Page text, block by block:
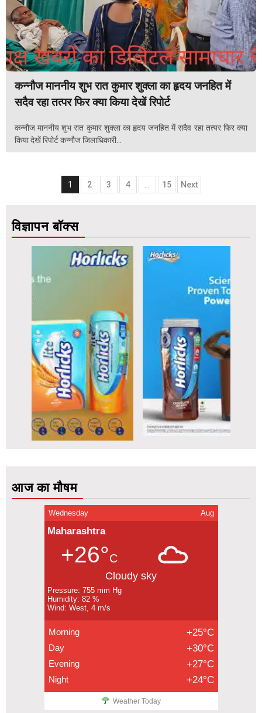
कन्नौज माननीय शुभ रात कुमार शुक्ला का हृदय जनहित में
सदैव रहा तत्पर फिर क्या किया देखें रिपोर्ट
कन्नौज माननीय शुभ रात कुमार शुक्ला का हृदय जनहित में सदैव रहा तत्पर फिर क्या
किया देखें रिपोर्ट कन्नौज जिलाधिकारी...
Posts
1 2 3 4 15 Next
विज्ञापन बॉक्स
आज का मौषम
Wednesday Aug
Maharashtra
+26°C
Cloudy sky
Pressure: 755 mm Hg
Humidity: 82 %
Wind: West, 4 m/s
Morning +25°C
Day +30°C
Evening +27°C
Night +24°C
Weather Today